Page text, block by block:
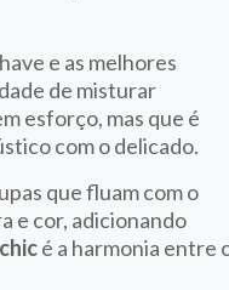
e as melhores
de misturar
esforço, mas que é
com o delicado.
que fluam com o
e cor, adicionando
é a harmonia entre